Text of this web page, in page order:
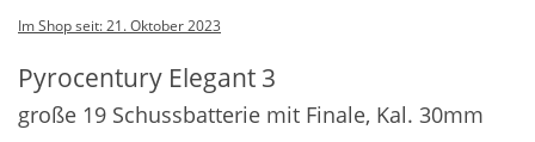
Im Shop seit: 21. Oktober 2023
Pyrocentury Elegant 3
große 19 Schussbatterie mit Finale, Kal. 30mm